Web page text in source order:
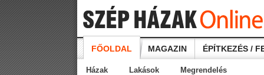
FŐOLDAL MAGAZIN ÉPÍTKEZÉS /
Házak Lakások Megrendelés